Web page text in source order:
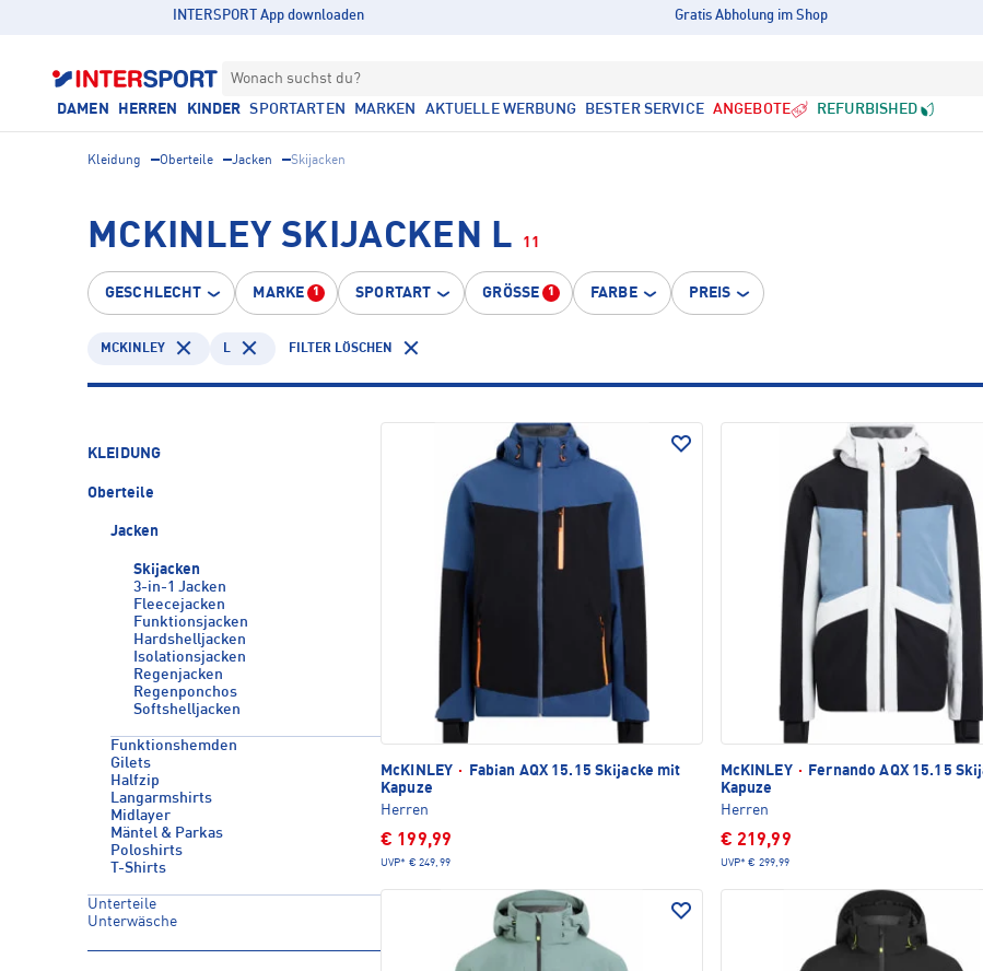
INTERSPORT App downloaden Gratis Abholung im Shop
Wonach suchst du?
DAMEN HERREN KINDER SPORTARTEN MARKEN AKTUELLE WERBUNG BESTER SERVICE ANGEBOTE REFURBISHED
Kleidung Oberteile Jacken Skijacken
MCKINLEY SKIJACKEN L 11
GESCHLECHT MARKE 1 SPORTART GRÖSSE 1 FARBE PREIS
MCKINLEY L FILTER LÖSCHEN
KLEIDUNG
Oberteile
Jacken
Skijacken
3-in-1 Jacken
Fleecejacken
Funktionsjacken
Hardshelljacken
Isolationsjacken
Regenjacken
Regenponchos
Softshelljacken
Funktionshemden
Gilets
Halfzip
Langarmshirts
Midlayer
Mäntel & Parkas
Poloshirts
T-Shirts
Unterteile
Unterwäsche
McKINLEY ·
Fabian AQX 15.15 Skijacke mit
Kapuze
Herren
€ 199,99
UVP* € 249,99
McKINLEY ·
Fernando AQX 15.15
Kapuze
Herren
€ 219,99
UVP* € 299,99